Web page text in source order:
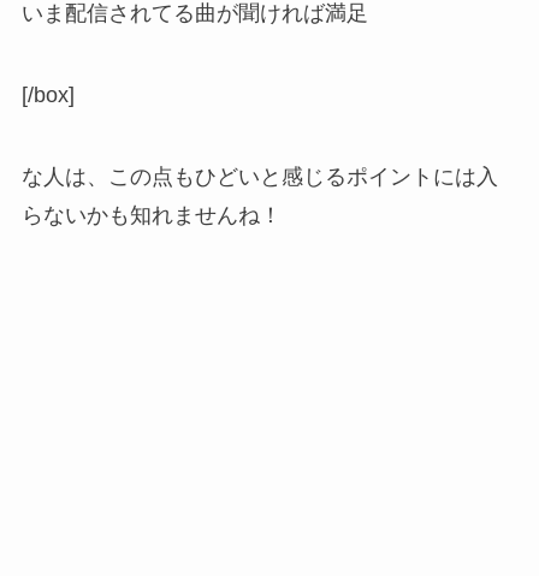
いま配信されてる曲が聞ければ満足
[/box]
な人は、この点もひどいと感じるポイントには入
らないかも知れませんね！